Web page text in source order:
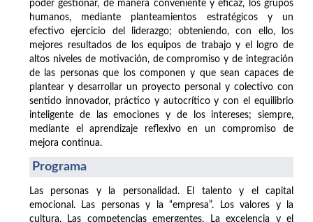
poder gestionar, de manera conveniente y eficaz, los grupos
humanos, mediante planteamientos estratégicos y un
efectivo ejercicio del liderazgo; obteniendo, con ello, los
mejores resultados de los equipos de trabajo y el logro de
altos niveles de motivación, de compromiso y de integración
de las personas que los componen y que sean capaces de
plantear y desarrollar un proyecto personal y colectivo con
sentido innovador, práctico y autocrítico y con el equilibrio
inteligente de las emociones y de los intereses; siempre,
mediante el aprendizaje reflexivo en un compromiso de
mejora continua.
Programa
Las personas y la personalidad. El talento y el capital
emocional. Las personas y la “empresa”. Los valores y la
cultura. Las competencias emergentes. La excelencia y el